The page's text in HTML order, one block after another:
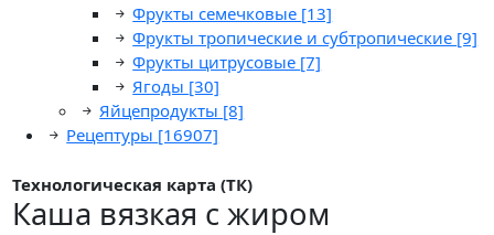
Фрукты семечковые [13]
Фрукты тропические и субтропические [9]
Фрукты цитрусовые [7]
Ягоды [30]
Яйцепродукты [8]
Рецептуры [16907]
Технологическая карта (ТК)
Каша вязкая с жиром